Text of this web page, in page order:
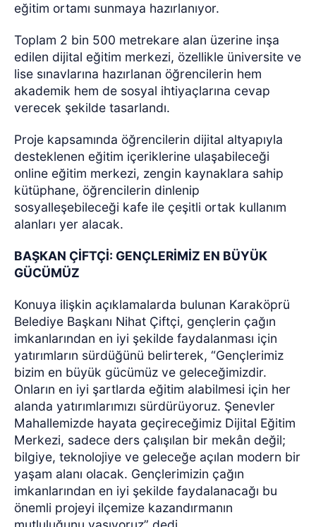
eğitim ortamı sunmaya hazırlanıyor.
Toplam 2 bin 500 metrekare alan üzerine inşa
edilen dijital eğitim merkezi, özellikle üniversite ve
lise sınavlarına hazırlanan öğrencilerin hem
akademik hem de sosyal ihtiyaçlarına cevap
verecek şekilde tasarlandı.
Proje kapsamında öğrencilerin dijital altyapıyla
desteklenen eğitim içeriklerine ulaşabileceği
online eğitim merkezi, zengin kaynaklara sahip
kütüphane, öğrencilerin dinlenip
sosyalleşebileceği kafe ile çeşitli ortak kullanım
alanları yer alacak.
BAŞKAN ÇİFTÇİ: GENÇLERİMİZ EN BÜYÜK
GÜCÜMÜZ
Konuya ilişkin açıklamalarda bulunan Karaköprü
Belediye Başkanı Nihat Çiftçi, gençlerin çağın
imkanlarından en iyi şekilde faydalanması için
yatırımların sürdüğünü belirterek, “Gençlerimiz
bizim en büyük gücümüz ve geleceğimizdir.
Onların en iyi şartlarda eğitim alabilmesi için her
alanda yatırımlarımızı sürdürüyoruz. Şenevler
Mahallemizde hayata geçireceğimiz Dijital Eğitim
Merkezi, sadece ders çalışılan bir mekân değil;
bilgiye, teknolojiye ve geleceğe açılan modern bir
yaşam alanı olacak. Gençlerimizin çağın
imkanlarından en iyi şekilde faydalanacağı bu
önemli projeyi ilçemize kazandırmanın